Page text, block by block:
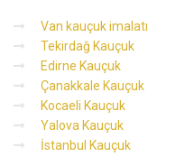
Van kauçuk imalatı
Tekirdağ Kauçuk
Edirne Kauçuk
Çanakkale Kauçuk
Kocaeli Kauçuk
Yalova Kauçuk
İstanbul Kauçuk